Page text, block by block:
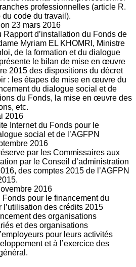
professionnelles (article R.
du code du travail).
23 mars 2016
d’installation du Fonds de
Myriam EL KHOMRI, Ministre
de la formation et du dialogue
le bilan de mise en œuvre
2015 des dispositions du décret
: les étapes de mise en œuvre du
du dialogue social et de
du Fonds, la mise en œuvre des
etc.
2016
Internet du Fonds pour le
social et de l’AGFPN
2016
par les Commissaires aux
par le Conseil d’administration
des comptes 2015 de l’AGFPN
2016
Fonds pour le financement du
des crédits 2015
des organisations
et des organisations
pour leurs activités
et à l’exercice des